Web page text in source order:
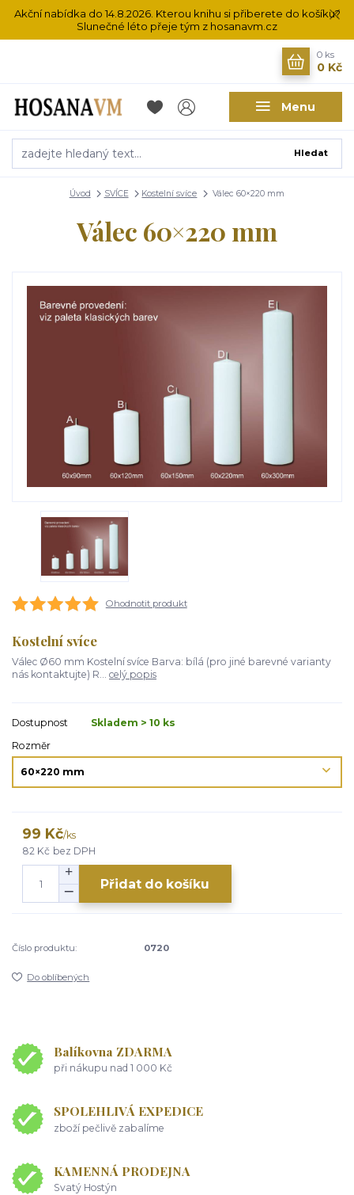
Akční nabídka do 14.8.2026. Kterou knihu si přiberete do košíku?
Slunečné léto přeje tým z hosanavm.cz
Menu
Hledat
0 ks
0 Kč
Úvod SVÍCE Kostelní svíce Válec 60×220 mm
Válec 60×220 mm
Ohodnotit produkt
Kostelní svíce
Válec Ø60 mm Kostelní svíce Barva: bílá (pro jiné barevné varianty
nás kontaktujte) R... celý popis
Dostupnost
Skladem > 10 ks
Rozměr
99 Kč/ks
82 Kč bez DPH
Přidat do košíku
Číslo produktu: 0720
Do oblíbených
Balíkovna ZDARMA
při nákupu nad 1 000 Kč
SPOLEHLIVÁ EXPEDICE
zboží pečlivě zabalíme
KAMENNÁ PRODEJNA
Svatý Hostýn